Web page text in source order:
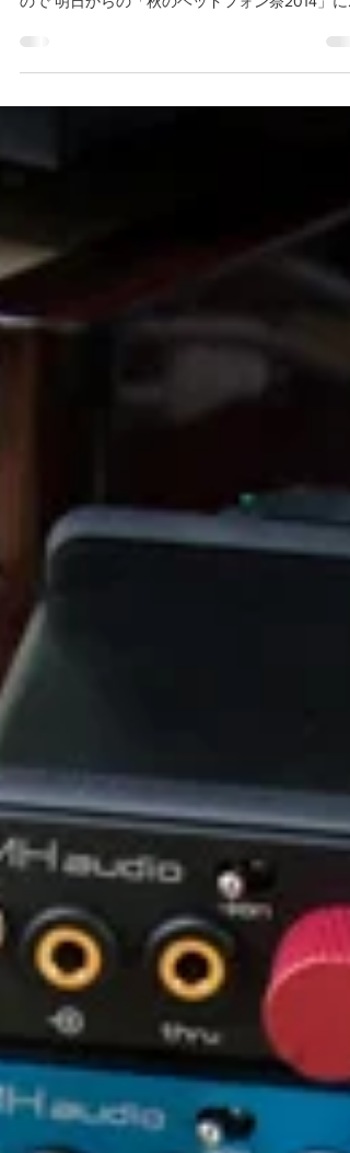
MH audioのヘッドホンアンプ HA-11のオプション
「ホームパワーサプライユニット」を作りました
駆動が可能なハイエンドヘッドホンアンプです。